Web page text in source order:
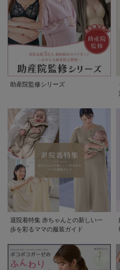
助産院監修シリーズ
退院着特集 赤ちゃんとの新しい一
歩を彩るママの服装ガイド